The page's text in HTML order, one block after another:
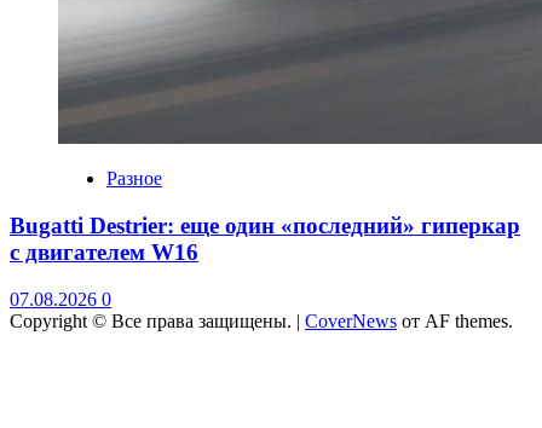
Разное
Bugatti Destrier: еще один «последний» гиперкар
с двигателем W16
07.08.2026 0
Copyright © Все права защищены. | CoverNews от AF themes.